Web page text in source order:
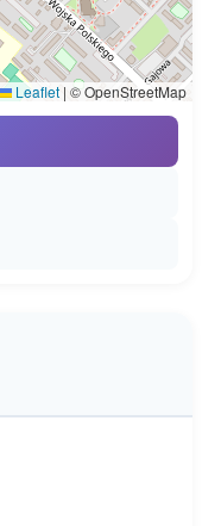
Leaflet | © OpenStreetMap